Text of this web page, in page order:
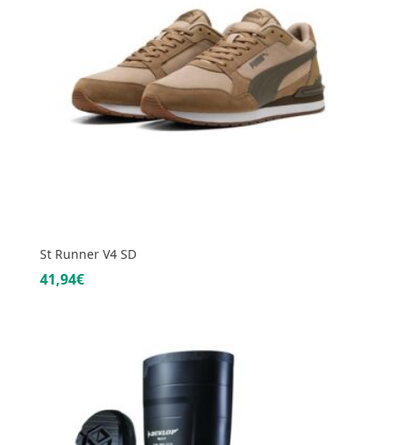
St Runner V4 SD
41,94€